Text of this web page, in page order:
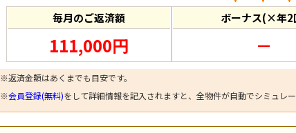
毎月のご返済額
111,000円
ボーナス(×年2
－
※返済金額はあくまでも目安です。
※会員登録(無料)をして詳細情報を記入されますと、全物件が自動でシミュレ